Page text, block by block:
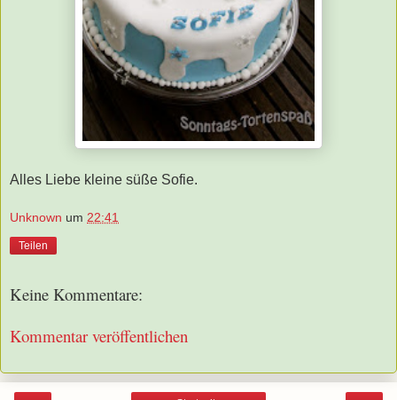
Alles Liebe kleine süße Sofie.
Unknown um 22:41
Teilen
Keine Kommentare:
Kommentar veröffentlichen